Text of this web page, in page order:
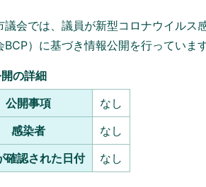
議会では、議員が新型コロナウイルス
BCP）に基づき情報公開を行っています
の詳細
公開事項
なし
感染者
なし
確認された日付
なし